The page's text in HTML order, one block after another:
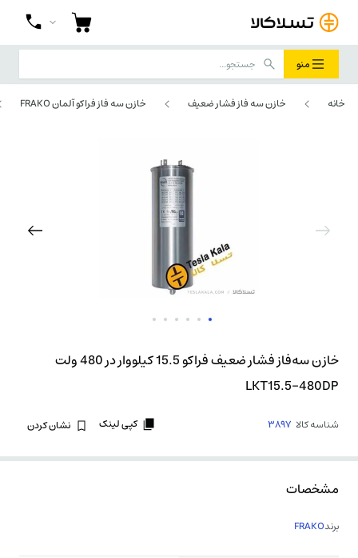
منو
خانه خازن سه فاز فشار ضعیف خازن سه فاز فراکو آلمان FRAKO
خازن سه‌فاز فشار ضعیف فراکو 15.5 کیلووار در 480 ولت
LKT15.5-480DP
شناسه کالا 3897 کپی لینک نشان کردن
مشخصات
برندFRAKO